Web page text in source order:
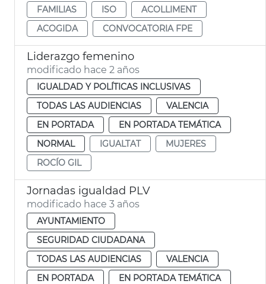
FAMILIAS
ISO
ACOLLIMENT
ACOGIDA
CONVOCATORIA FPE
Liderazgo femenino
modificado hace 2 años
IGUALDAD Y POLÍTICAS INCLUSIVAS
TODAS LAS AUDIENCIAS
VALENCIA
EN PORTADA
EN PORTADA TEMÁTICA
NORMAL
IGUALTAT
MUJERES
ROCÍO GIL
Jornadas igualdad PLV
modificado hace 3 años
AYUNTAMIENTO
SEGURIDAD CIUDADANA
TODAS LAS AUDIENCIAS
VALENCIA
EN PORTADA
EN PORTADA TEMÁTICA